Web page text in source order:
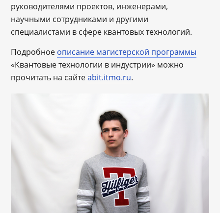
руководителями проектов, инженерами,
научными сотрудниками и другими
специалистами в сфере квантовых технологий.
Подробное описание магистерской программы
«Квантовые технологии в индустрии» можно
прочитать на сайтеabit.itmo.ru.